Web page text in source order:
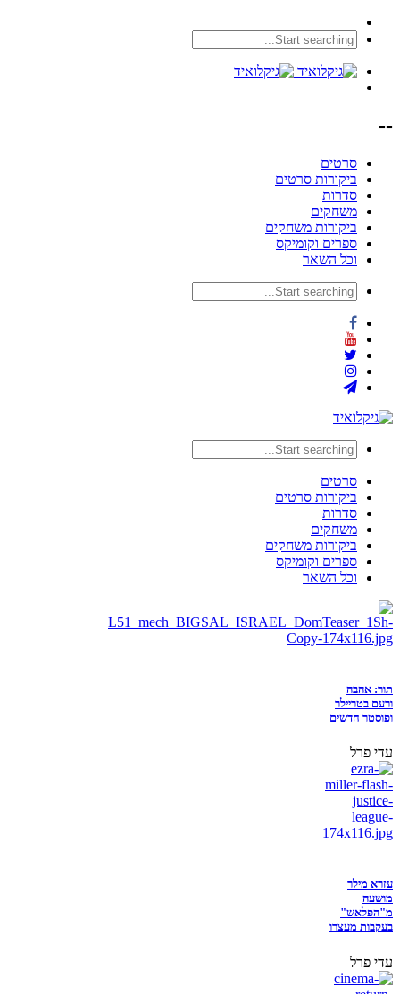
--
סרטים
ביקורות סרטים
סדרות
משחקים
ביקורות משחקים
ספרים וקומיקס
וכל השאר
סרטים
ביקורות סרטים
סדרות
משחקים
ביקורות משחקים
ספרים וקומיקס
וכל השאר
תור: אהבה
ורעם בטריילר
ופוסטר חדשים
עדי פרל
עזרא מילר
מושעה
מ"הפלאש"
בעקבות מעצרו
עדי פרל